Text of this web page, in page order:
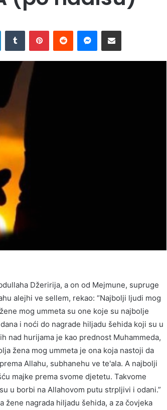
Džeririja, a on od Mejmune, supruge
alejhi ve sellem, rekao: “Najbolji ljudi mog
mog ummeta su one koje su najbolje
i noći do nagrade hiljadu šehida koji su u
nad hurijama je kao prednost Muhammeda,
žena mog ummeta je ona koja nastoji da
Allahu, subhanehu ve te'ala. A najbolji
majke prema svome djetetu. Takvome
u borbi na Allahovom putu strpljivi i odani.”
žene nagrada hiljadu šehida, a za čovjeka